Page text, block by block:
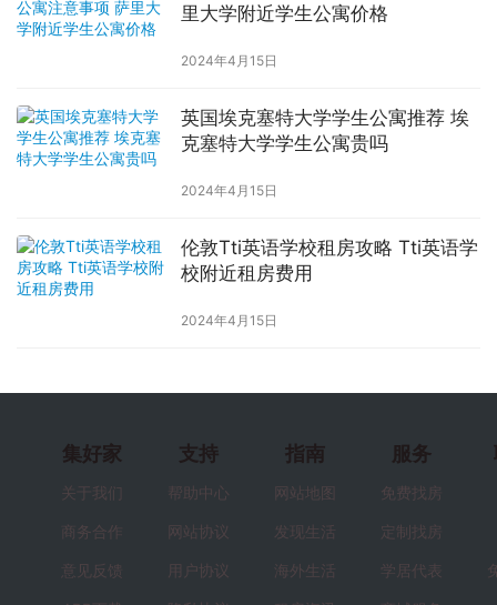
里大学附近学生公寓价格
2024年4月15日
英国埃克塞特大学学生公寓推荐 埃
克塞特大学学生公寓贵吗
2024年4月15日
伦敦Tti英语学校租房攻略 Tti英语学
校附近租房费用
2024年4月15日
集好家
关于我们
商务合作
意见反馈
支持
帮助中心
网站协议
用户协议
指南
网站地图
发现生活
海外生活
服务
免费找房
定制找房
学居代表